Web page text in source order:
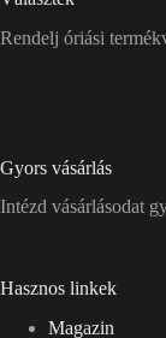
Rendelj óriási
Gyors vásárlás
Intézd vásárlásodat
Hasznos linkek
Magazin